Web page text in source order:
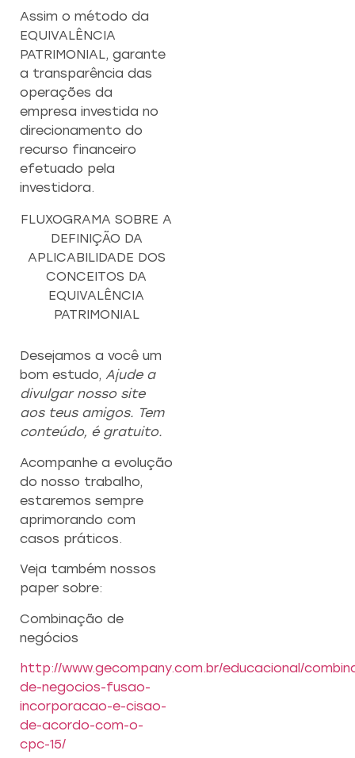
Assim o método da
EQUIVALÊNCIA
PATRIMONIAL, garante
a transparência das
operações da
empresa investida no
direcionamento do
recurso financeiro
efetuado pela
investidora.
FLUXOGRAMA SOBRE A
DEFINIÇÃO DA
APLICABILIDADE DOS
CONCEITOS DA
EQUIVALÊNCIA
PATRIMONIAL
Desejamos a você um
bom estudo, Ajude a
divulgar nosso site
aos teus amigos. Tem
conteúdo, é gratuito.
Acompanhe a evolução
do nosso trabalho,
estaremos sempre
aprimorando com
casos práticos.
Veja também nossos
paper sobre:
Combinação de
negócios
http://www.gecompany.com.br/educacional/
de-negocios-fusao-
incorporacao-e-cisao-
de-acordo-com-o-
cpc-15/